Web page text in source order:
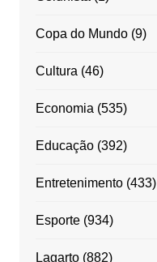
Copa do Mundo(9)
Cultura (46)
Economia (535)
Educação(392)
Entretenimento(433)
Esporte(934)
Lagarto(882)